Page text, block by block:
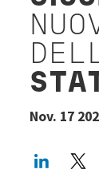
Nov. 17